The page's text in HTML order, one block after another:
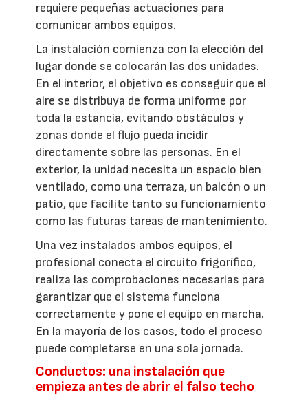
requiere pequeñas actuaciones para
comunicar ambos equipos.
La instalación comienza con la elección del
lugar donde se colocarán las dos unidades.
En el interior, el objetivo es conseguir que el
aire se distribuya de forma uniforme por
toda la estancia, evitando obstáculos y
zonas donde el flujo pueda incidir
directamente sobre las personas. En el
exterior, la unidad necesita un espacio bien
ventilado, como una terraza, un balcón o un
patio, que facilite tanto su funcionamiento
como las futuras tareas de mantenimiento.
Una vez instalados ambos equipos, el
profesional conecta el circuito frigorífico,
realiza las comprobaciones necesarias para
garantizar que el sistema funciona
correctamente y pone el equipo en marcha.
En la mayoría de los casos, todo el proceso
puede completarse en una sola jornada.
Conductos: una instalación que
empieza antes de abrir el falso techo